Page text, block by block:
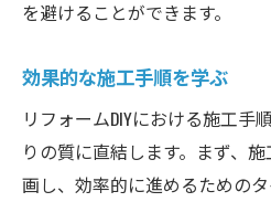
を避けることができます。
効果的な施工手順を学ぶ
リフォームDIYにおける施工手
りの質に直結します。まず、
画し、効率的に進めるための